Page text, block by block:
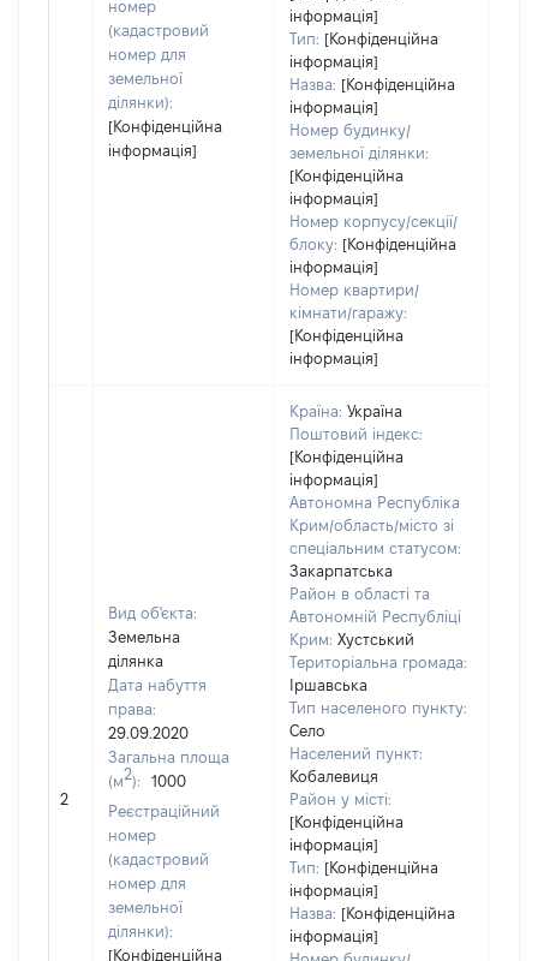
номер
(кадастровий
номер для
земельної
ділянки):
[Конфіденційна
інформація]
інформація]
Тип: [Конфіденційна
інформація]
Назва: [Конфіденційна
інформація]
Номер будинку/
земельної ділянки:
[Конфіденційна
інформація]
Номер корпусу/секції/
блоку: [Конфіденційна
інформація]
Номер квартири/
кімнати/гаражу:
[Конфіденційна
інформація]
2
Вид об'єкта:
Земельна
ділянка
Дата набуття
права:
29.09.2020
Загальна площа
(м2):
1000
Реєстраційний
номер
(кадастровий
номер для
земельної
ділянки):
[Конфіденційна
Країна: Україна
Поштовий індекс:
[Конфіденційна
інформація]
Автономна Республіка
Крим/область/місто зі
спеціальним статусом:
Закарпатська
Район в області та
Автономній Республіці
Крим: Хустський
Територіальна громада:
Іршавська
Тип населеного пункту:
Село
Населений пункт:
Кобалевиця
Район у місті:
[Конфіденційна
інформація]
Тип: [Конфіденційна
інформація]
Назва: [Конфіденційна
інформація]